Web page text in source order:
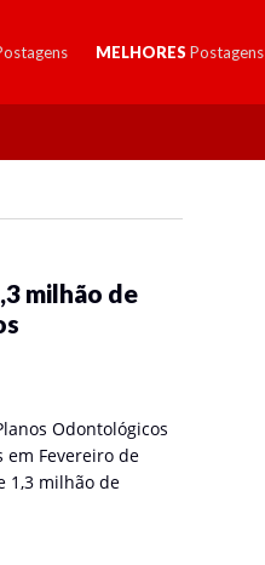
MELHORES Postagens
milhão de
Odontológicos
em Fevereiro de
1,3 milhão de